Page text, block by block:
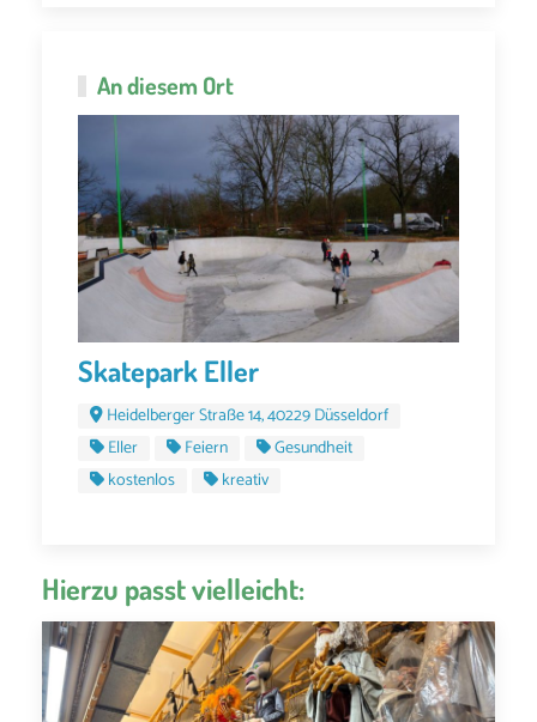
An diesem Ort
Skatepark Eller
Heidelberger Straße 14, 40229 Düsseldorf
Eller
Feiern
Gesundheit
kostenlos
kreativ
Hierzu passt vielleicht: